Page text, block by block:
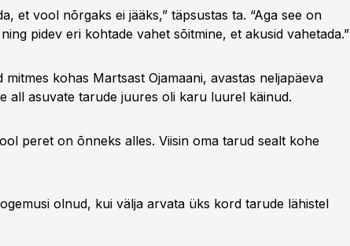
et vool nõrgaks ei jääks,” täpsustas ta. “Aga see on
pidev eri kohtade vahet sõitmine, et akusid vahetada.”
kohas Martsast Ojamaani, avastas neljapäeva
all asuvate tarude juures oli karu luurel käinud.
peret on õnneks alles. Viisin oma tarud sealt kohe
olnud, kui välja arvata üks kord tarude lähistel